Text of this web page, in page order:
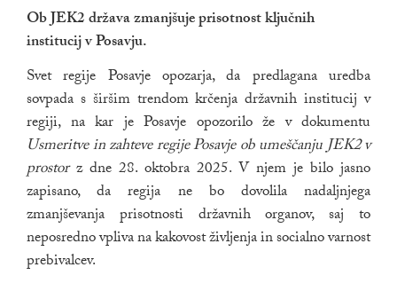
Ob JEK2 država zmanjšuje prisotnost ključnih
institucij v Posavju.
Svet regije Posavje opozarja, da predlagana uredba
sovpada s širšim trendom krčenja državnih institucij v
regiji, na kar je Posavje opozorilo že v dokumentu
Usmeritve in zahteve regije Posavje ob umeščanju JEK2 v
prostorz dne 28. oktobra 2025. V njem je bilo jasno
zapisano, da regija ne bo dovolila nadaljnjega
zmanjševanja prisotnosti državnih organov, saj to
neposredno vpliva na kakovost življenja in socialno varnost
prebivalcev.